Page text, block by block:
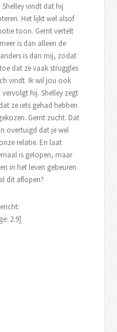
vindt dat hij
Het lijkt wel alsof
toon. Gerrit vertelt
is dan alleen de
is dan mij, zodat
dat ze vaak struggles
vindt. Ik wil jou ook
hij. Shelley zegt
ze iets gehad hebben
Gerrit zucht. Dat
overtuigd dat je wel
relatie. En laat
is gelopen, maar
in het leven gebeuren
dit aflopen?
2.9]